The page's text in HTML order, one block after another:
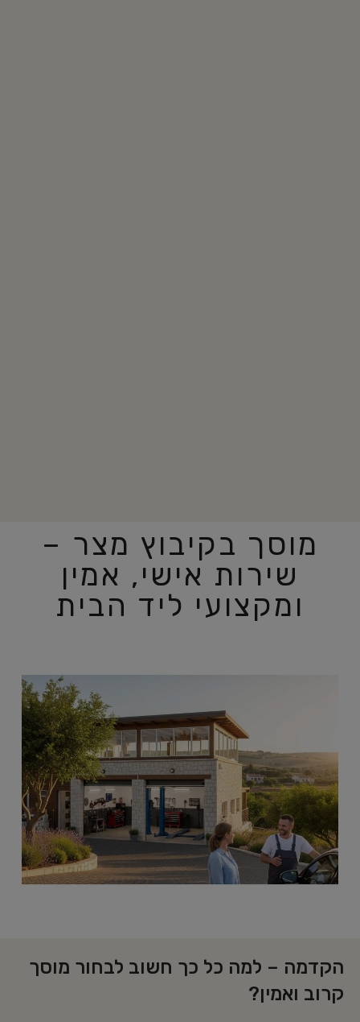
הקדמה – למה כל כך חשוב לבחור מוסך
קרוב ואמין?
מוסך בקיבוץ מצר –
שירות אישי, אמין
ומקצועי ליד הבית